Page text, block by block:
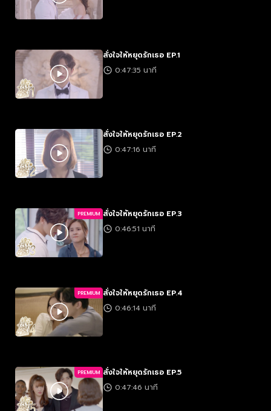
สั่งใจให้หยุดรักเธอ EP.1
0:47:35 นาที
สั่งใจให้หยุดรักเธอ EP.2
0:47:16 นาที
PREMIUM สั่งใจให้หยุดรักเธอ EP.3
0:46:51 นาที
PREMIUM สั่งใจให้หยุดรักเธอ EP.4
0:46:14 นาที
PREMIUM สั่งใจให้หยุดรักเธอ EP.5
0:47:46 นาที